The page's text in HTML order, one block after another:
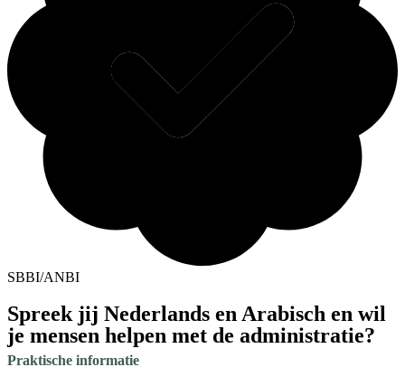
SBBI/ANBI
Spreek jij Nederlands en Arabisch en wil
je mensen helpen met de administratie?
Praktische informatie